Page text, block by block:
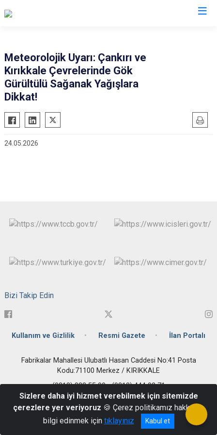
Meteorolojik Uyarı: Çankırı ve
Kırıkkale Çevrelerinde Gök
Gürültülü Sağanak Yağışlara
Dikkat!
24.05.2026
Bizi Takip Edin
Kullanım ve Gizlilik Resmi Gazete İlan Portalı
Fabrikalar Mahallesi Ulubatlı Hasan Caddesi No:41 Posta
Kodu:71100 Merkez / KIRIKKALE
(0318) 333 55 00 - (0318) 444 02 71
Sizlere daha iyi hizmet verebilmek için sitemizde
çerezlere yer veriyoruz 🍪 Çerez politikamız hakkında
bilgi edinmek için tıklayınız Kabul et